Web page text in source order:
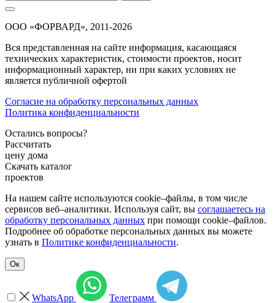
ООО «ФОРВАРД», 2011-2026
Вся представленная на сайте информация, касающаяся
технических характеристик, стоимости проектов, носит
информационный характер, ни при каких условиях не
является публичной офертой
Согласие на обработку персональных данных
Политика конфиденциальности
Остались вопросы?
Рассчитать
цену дома
Скачать каталог
проектов
На нашем сайте используются cookie–файлы, в том числе
сервисов веб–аналитики. Используя сайт, вы соглашаетесь на
обработку персональных данных при помощи cookie–файлов.
Подробнее об обработке персональных данных вы можете
узнать в Политике конфиденциальности.
Ок
WhatsApp Телеграмм